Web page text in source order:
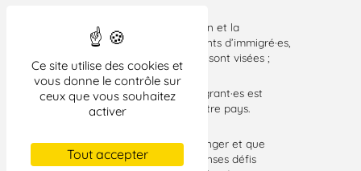
Ce site utilise des cookies et
vous donne le contrôle sur
ceux que vous souhaitez
activer
Tout accepter
→ Parce qu’à travers la surexploitation et la
stigmatisation des immigré·es et enfants d’immigré·es,
ce sont toutes les classes sociales qui sont visées ;
→ Parce que la solidarité avec les migrant·es est
constitutive de l’histoire sociale de notre pays.
→ Parce que notre planète est en danger et que
l’espèce humaine doit relever d’immenses défis